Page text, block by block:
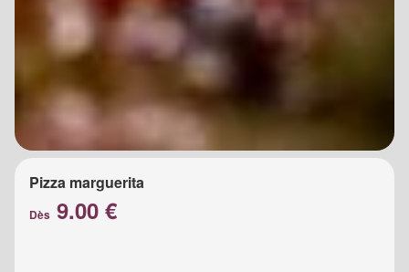
Pizza marguerita
Dès 9.00 €